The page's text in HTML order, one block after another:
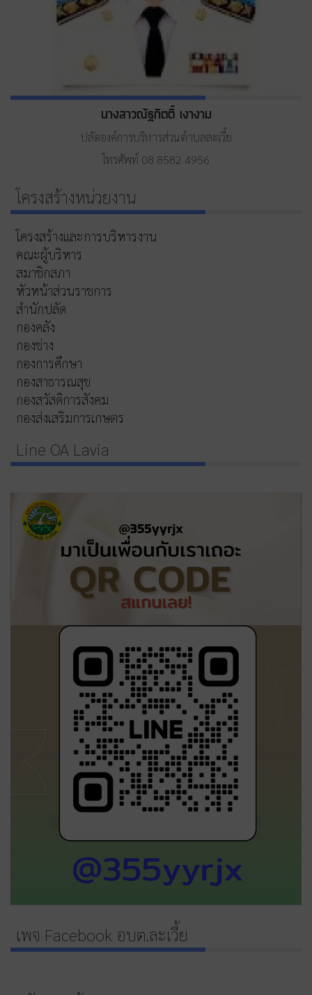
นางสาวณัฐกิตติ์ เงางาม
ปลัดองค์การบริหารส่วนตำบลละเวี้ย
โทรศัพท์ 08 8582 4956
โครงสร้างหน่วยงาน
โครงสร้างและการบริหารงาน
คณะผู้บริหาร
สมาชิกสภา
หัวหน้าส่วนราชการ
สำนักปลัด
กองคลัง
กองช่าง
กองการศึกษา
กองสาธารณสุข
กองสวัสดิการสังคม
กองส่งเสริมการเกษตร
Line OA Lavia
เพจ Facebook อบต.ละเวี้ย